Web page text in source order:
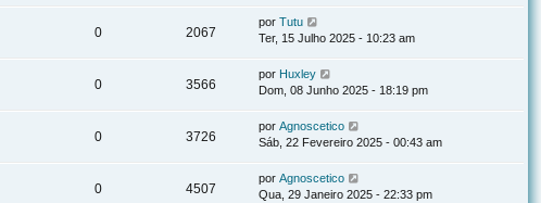
0 2067
por Tutu
Ter, 15 Julho 2025 - 10:23 am
0 3566
por Huxley
Dom, 08 Junho 2025 - 18:19 pm
0 3726
por Agnoscetico
Sáb, 22 Fevereiro 2025 - 00:43 am
0 4507
por Agnoscetico
Qua, 29 Janeiro 2025 - 22:33 pm